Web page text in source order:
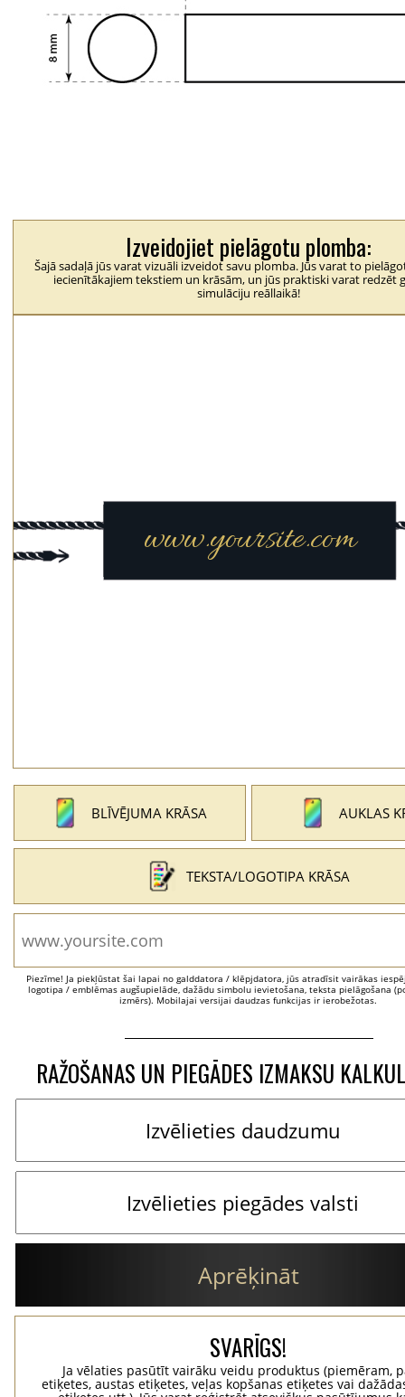
Izveidojiet pielāgotu plomba:
Šajā sadaļā jūs varat vizuāli izveidot savu plomba. Jūs varat to
iecienītākajiem tekstiem un krāsām, un jūs praktiski varat redzēt
simulāciju reāllaikā!
BLĪVĒJUMA KRĀSA AUKLAS
TEKSTA/LOGOTIPA KRĀSA
Piezīme! Ja piekļūstat šai lapai no galddatora / klēpjdatora, jūs atradīsit vairākas
logotipa / emblēmas augšupielāde, dažādu simbolu ievietošana, teksta pielāgošana
izmērs). Mobilajai versijai daudzas funkcijas ir ierobežotas.
RAŽOŠANAS UN PIEGĀDES IZMAKSU
Aprēķināt
SVARĪGS!
Ja vēlaties pasūtīt vairāku veidu produktus (piemēram,
etiķetes, austas etiķetes, veļas kopšanas etiķetes vai